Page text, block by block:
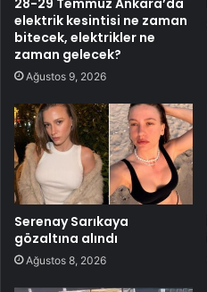
28-29 Temmuz Ankara’da
elektrik kesintisi ne zaman
bitecek, elektrikler ne
zaman gelecek?
Ağustos 9, 2026
Serenay Sarıkaya
gözaltına alındı
Ağustos 8, 2026